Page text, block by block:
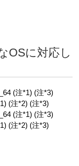
OSに対応し
(注*1) (注*3)
(注*2) (注*3)
(注*1) (注*3)
(注*2) (注*3)